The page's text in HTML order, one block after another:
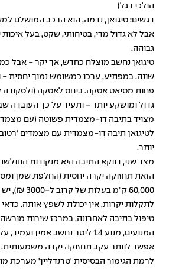
הולכי רגל)
דגשים: טיגואן, נדמה, הוא הרכב המושלם
אבל לא גדול מדי, בטיחותי, שקט, בעל איכות
גבוהה.
טיגואן נחשב מוצלח כחדש, אך יקר - אבל
שונה. במפתיע, ערכו כמשומש נמוך יחסית -
פחות מסיאט אטקה. ביחס לאטקה (ולסקודה
גדול ומושקע יותר - ותעיד על כך העובדה
מצויד בתיבה דו-מצמדית פשוטה (עם
לטיגואן תיבה דו-מצמדית עם מצמדים
יותר.
מצד שני, דווקא התיבה היא מנקודות
הזאת תחזוקה יקרה יחסית (החלפת שמן
60,000 ק"מ
לתקלות יקרות, אין יכולת לשפץ אותה.
טיפול בתיבה לאחרונה, במרכז שירות מורשה
אפשר לוותר עקב תחזוקה יקרה משמעותית.
לרמת הגימור הבסיסית 'טרנדליין' מערכת